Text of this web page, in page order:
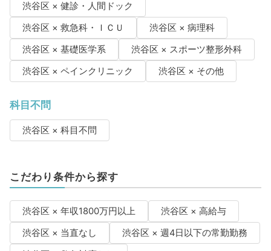
渋谷区 × 健診・人間ドック
渋谷区 × 救急科・ＩＣＵ
渋谷区 × 病理科
渋谷区 × 基礎医学系
渋谷区 × スポーツ整形外科
渋谷区 × ペインクリニック
渋谷区 × その他
科目不問
渋谷区 × 科目不問
こだわり条件から探す
渋谷区 × 年収1800万円以上
渋谷区 × 高給与
渋谷区 × 当直なし
渋谷区 × 週4日以下の常勤勤務